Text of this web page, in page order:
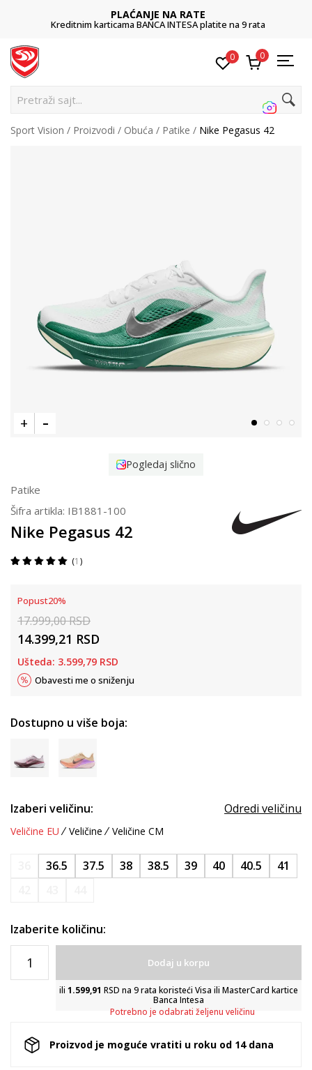
PLAĆANJE NA RATE
Kreditnim karticama BANCA INTESA platite na 9 rata
0 0
Pretraži sajt...
Sport Vision Proizvodi Obuća Patike Nike Pegasus 42
Pogledaj slično
Patike
Šifra artikla: IB1881-100
Nike Pegasus 42
1
Popust20%
17.999,00RSD
14.399,21 RSD
Ušteda: 3.599,79 RSD
Obavesti me o sniženju
Dostupno u više boja:
Izaberi veličinu: Odredi veličinu
Veličine EU Veličine Veličine CM
36.5 37.5 38 38.5 39 40 40.5
41
Izaberite količinu:
Dodaj u korpu
ili 1.599,91 RSD na 9 rata koristeći Visa ili MasterCard kartice
Banca Intesa
Potrebno je odabrati željenu veličinu
Proizvod je moguće vratiti u roku od 14 dana